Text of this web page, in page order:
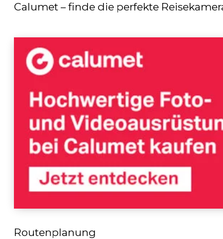
Calumet – finde die perfekte
Routenplanung